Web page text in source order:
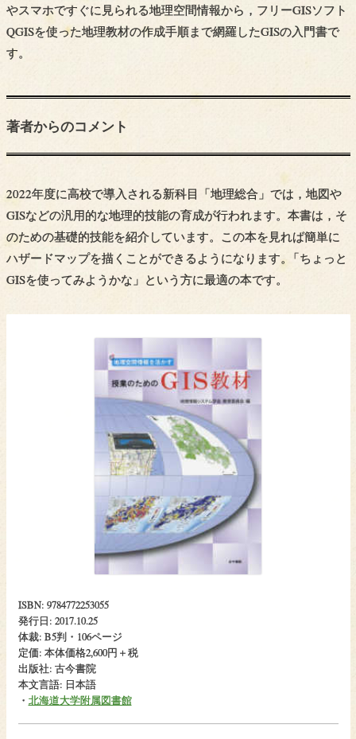
やスマホですぐに見られる地理空間情報から，フリーGISソフト
QGISを使った地理教材の作成手順まで網羅したGISの入門書で
す。
著者からのコメント
2022年度に高校で導入される新科目「地理総合」では，地図や
GISなどの汎用的な地理的技能の育成が行われます。本書は，そ
のための基礎的技能を紹介しています。この本を見れば簡単に
ハザードマップを描くことができるようになります。 「ちょっと
GISを使ってみようかな」という方に最適の本です。
ISBN: 9784772253055
発行日: 2017.10.25
体裁: B5判・106ページ
定価: 本体価格2,600円＋税
出版社: 古今書院
本文言語: 日本語
・ 北海道大学附属図書館